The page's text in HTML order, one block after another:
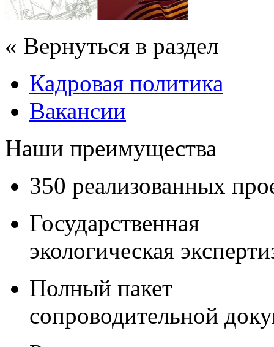
« Вернуться в раздел
Кадровая политика
Вакансии
Наши преимущества
350 реализованных
Государственная
экологическая
Полный пакет
сопроводительной